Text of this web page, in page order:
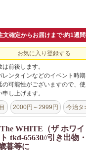
文確定からお届けまで:約1週
お気に入り登録する
前後します。
ンタインなどのイベント時
可能性がございますので、
し上げます。
2000円～2999円 今治タ
The WHITE（ザ ホワ
tkd-65630//引き出物
暮等に